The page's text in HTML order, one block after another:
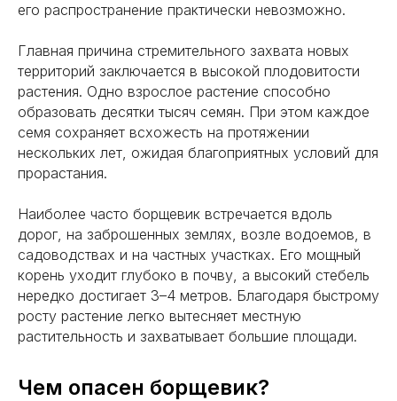
его распространение практически невозможно.
Главная причина стремительного захвата новых
территорий заключается в высокой плодовитости
растения. Одно взрослое растение способно
образовать десятки тысяч семян. При этом каждое
семя сохраняет всхожесть на протяжении
нескольких лет, ожидая благоприятных условий для
прорастания.
Наиболее часто борщевик встречается вдоль
дорог, на заброшенных землях, возле водоемов, в
садоводствах и на частных участках. Его мощный
корень уходит глубоко в почву, а высокий стебель
нередко достигает 3–4 метров. Благодаря быстрому
росту растение легко вытесняет местную
растительность и захватывает большие площади.
Чем опасен борщевик?